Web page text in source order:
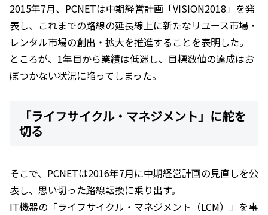
2015年7月、PCNETは中期経営計画「VISION2018」を発
表し、これまでの路線の延長線上に新たなリユース市場・
レンタル市場の創出・拡大を推進することを表明した。
ところが、1年目から業績は低迷し、目標数値の達成はお
ぼつかない状況に陥ってしまった。
「ライフサイクル・マネジメント」に舵を
切る
そこで、PCNETは2016年7月に中期経営計画の見直しを公
表し、思い切った路線転換に乗り出す。
IT機器の「ライフサイクル・マネジメント（LCM）」を事